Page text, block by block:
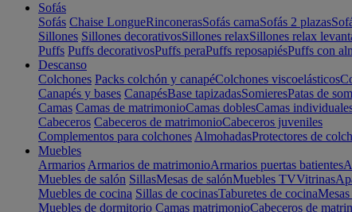
Sofás
Sofás Chaise LongueRinconerasSofás camaSofás 2 plazas
Sillones Sillones decorativosSillones relaxSillones relax
Puffs Puffs decorativosPuffs peraPuffs reposapiésPuffs con
Descanso
Colchones Packs colchón y canapéColchones viscoelásticos
Canapés y bases CanapésBase tapizadasSomieresPatas de
Camas Camas de matrimonioCamas doblesCamas
Cabeceros Cabeceros de matrimonioCabeceros juveniles
Complementos para colchones AlmohadasProtectores de
Muebles
Armarios Armarios de matrimonioArmarios puertas batientes
Muebles de salón SillasMesas de salónMuebles TVVitrinas
Muebles de cocina Sillas de cocinasTaburetes de cocina
Muebles de dormitorio Camas matrimonioCabeceros de